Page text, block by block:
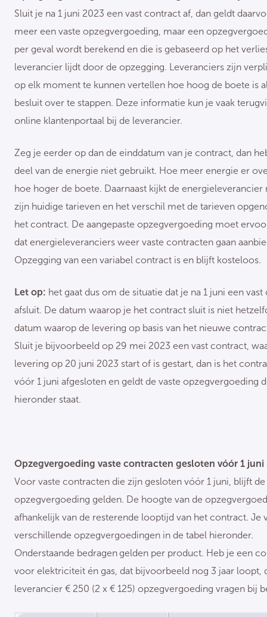
Sluit je na 1 juni 2023 een vast contract af, dan geldt
meer een vaste opzegvergoeding, maar een
per geval wordt berekend en die is gebaseerd op het
leverancier lijdt door de opzegging. Leveranciers zijn
op elk moment te kunnen vertellen hoe hoog de boete is
besluit over te stappen. Deze informatie kun je vaak
online klantenportaal bij de leverancier.
Zeg je eerder op dan de einddatum van je contract, dan
deel van de energie niet gebruikt. Hoe meer energie er
hoe hoger de boete. Daarnaast kijkt de energieleverancier
zijn huidige tarieven en het verschil met de tarieven
het contract. De aangepaste opzegvergoeding moet
dat energieleveranciers weer vaste contracten gaan
Opzegging van een variabel contract is en blijft kosteloos.
Let op: het gaat dus om de situatie dat je na 1 juni een
afsluit. De datum waarop je het contract sluit is niet
datum waarop de levering op basis van het nieuwe
Sluit je bijvoorbeeld op 29 mei 2023 een vast contract,
levering op 20 juni 2023 start of is gestart, dan is het
vóór 1 juni afgesloten en geldt de vaste opzegvergoeding
hieronder staat.
Opzegvergoeding vaste contracten gesloten vóór 1 juni
Voor vaste contracten die zijn gesloten vóór 1 juni, blijft de
opzegvergoeding gelden. De hoogte van de
afhankelijk van de resterende looptijd van het contract. Je
verschillende opzegvergoedingen in de tabel hieronder.
Onderstaande bedragengelden per product. Heb je een
voor elektriciteit én gas, dat bijvoorbeeld nog 3 jaar loopt,
leverancier € 250 (2 x € 125) opzegvergoeding vragen bij